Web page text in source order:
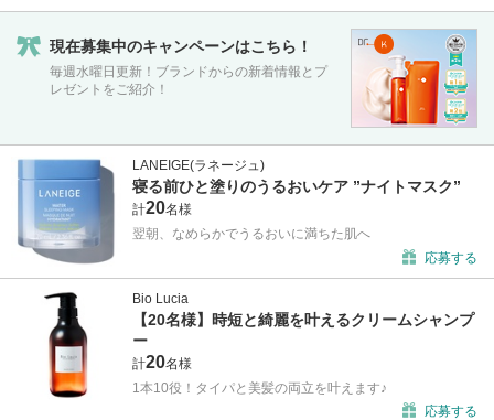
現在募集中のキャンペーンはこちら！
毎週水曜日更新！ブランドからの新着情報とプ
レゼントをご紹介！
LANEIGE(ラネージュ)
寝る前ひと塗りのうるおいケア ”ナイトマスク”
計20名様
翌朝、なめらかでうるおいに満ちた肌へ
応募する
Bio Lucia
【20名様】時短と綺麗を叶えるクリームシャンプ
ー
計20名様
1本10役！タイパと美髪の両立を叶えます♪
応募する